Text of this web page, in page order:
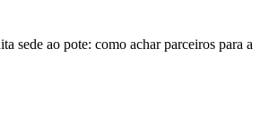
sede ao pote: como achar parceiros para a